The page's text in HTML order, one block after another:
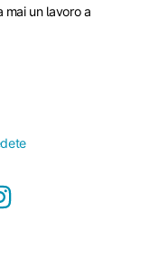
mai un lavoro a